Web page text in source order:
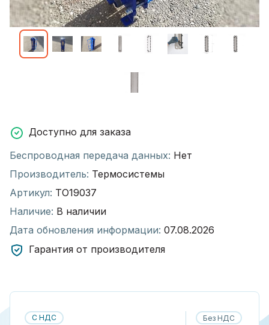
Доступно для заказа
Беспроводная передача данных: Нет
Производитель: Термосистемы
Артикул: ТО19037
Наличие: В наличии
Дата обновления информации: 07.08.2026
Гарантия от производителя
С НДС Без НДС